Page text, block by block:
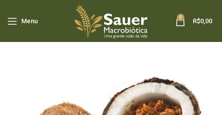
Menu
0
R$0,00